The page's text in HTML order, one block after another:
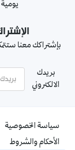
بإشتراكك معنا
بريدك
الالكتروني
سياسة الخصوصية
الأحكام والشروط